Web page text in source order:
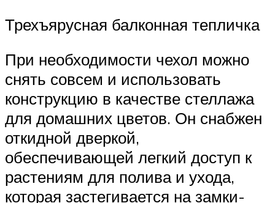
Трехъярусная балконная тепличка
При необходимости чехол можно
снять совсем и использовать
конструкцию в качестве стеллажа
для домашних цветов. Он снабжен
откидной дверкой,
обеспечивающей легкий доступ к
растениям для полива и ухода,
которая застегивается на замки-